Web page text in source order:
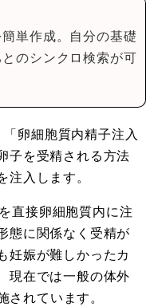
単作成。自分の基礎
のシンクロ検索が可
卵細胞質内精子注入
子を受精される方法
入します。
直接卵細胞質内に注
態に関係なく受精が
妊娠が難しかったカ
現在では一般の体外
れています。